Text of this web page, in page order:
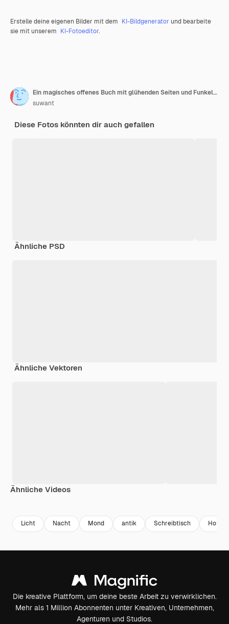
Erstelle deine eigenen Bilder mit dem KI-Bildgenerator und bearbeite
sie mit unserem KI-Fotoeditor.
Ein magisches offenes Buch mit glühenden Seiten und Funkeln gegen einen Fantasie-Hintergrund
suwant
Diese Fotos könnten dir auch gefallen
Ähnliche PSD
Ähnliche Vektoren
Ähnliche Videos
Licht Nacht Mond antik Schreibtisch Holz
Die kreative Plattform, um deine beste Arbeit zu verwirklichen.
Mehr als 1 Million Abonnenten unter Kreativen, Unternehmen,
Agenturen und Studios.